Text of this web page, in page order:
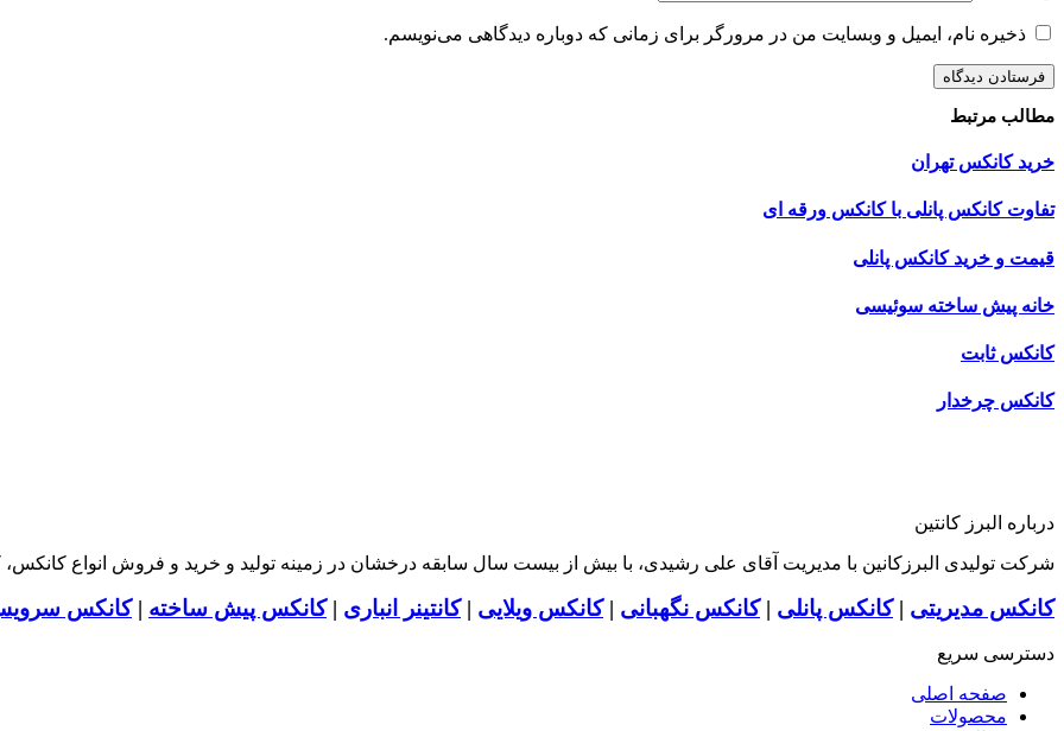
ذخیره نام، ایمیل و وبسایت من در مرورگر برای زمانی که دوباره دیدگاهی می‌نویسم.
مطالب مرتبط
خرید کانکس تهران
تفاوت کانکس پانلی با کانکس ورقه ای
قیمت و خرید کانکس پانلی
خانه پیش ساخته سوئیسی
کانکس ثابت
کانکس چرخدار
درباره البرز کانتین
شرکت تولیدی البرزکانین با مدیریت آقای علی رشیدی، با بیش از بیست سال سابقه درخشان در زمینه تولید و خرید و فروش انواع کانکس،
کانکس مدیریتی |کانکس پانلی |کانکس نگهبانی |کانکس ویلایی |کانتینر انباری |کانکس پیش ساخته |کانکس
دسترسی سریع
صفحه اصلی
محصولات